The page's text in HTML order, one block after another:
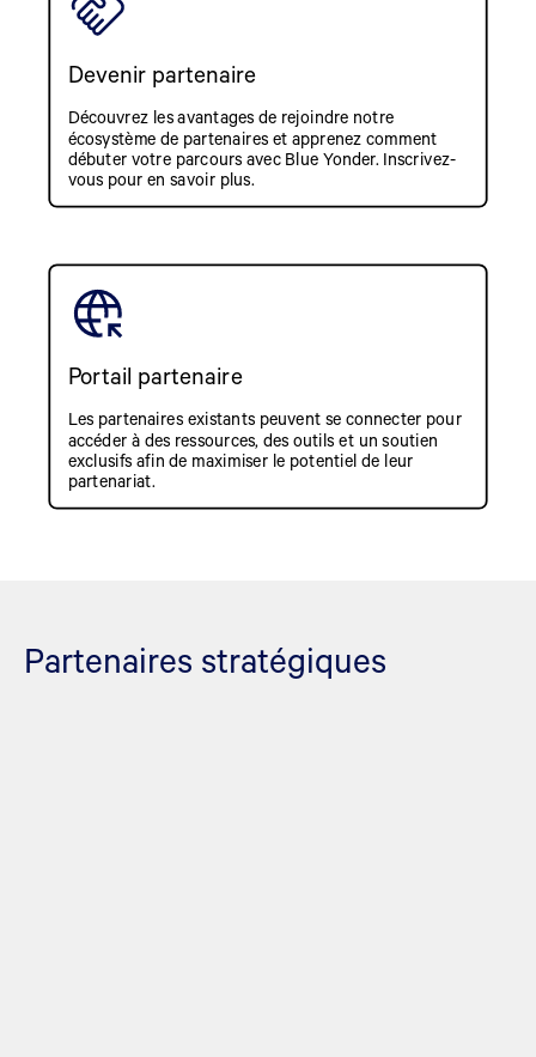
Devenir partenaire
Découvrez les avantages de rejoindre notre
écosystème de partenaires et apprenez comment
débuter votre parcours avec Blue Yonder. Inscrivez-
vous pour en savoir plus.
Portail partenaire
Les partenaires existants peuvent se connecter pour
accéder à des ressources, des outils et un soutien
exclusifs afin de maximiser le potentiel de leur
partenariat.
Partenaires stratégiques